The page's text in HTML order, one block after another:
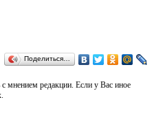
Поделиться…
мнением редакции. Если у Вас иное